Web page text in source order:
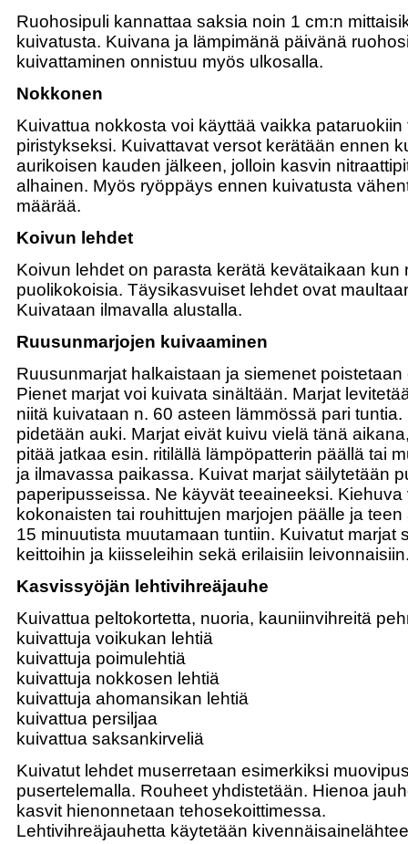
Ruohosipuli kannattaa saksia noin 1 cm:n
kuivatusta. Kuivana ja lämpimänä päivänä
kuivattaminen onnistuu myös ulkosalla.
Nokkonen
Kuivattua nokkosta voi käyttää vaikka pataruokiin
piristykseksi. Kuivattavat versot kerätään ennen
aurikoisen kauden jälkeen, jolloin kasvin
alhainen. Myös ryöppäys ennen kuivatusta
määrää.
Koivun lehdet
Koivun lehdet on parasta kerätä kevätaikaan kun
puolikokoisia. Täysikasvuiset lehdet ovat
Kuivataan ilmavalla alustalla.
Ruusunmarjojen kuivaaminen
Ruusunmarjat halkaistaan ja siemenet poistetaan
Pienet marjat voi kuivata sinältään. Marjat
niitä kuivataan n. 60 asteen lämmössä pari
pidetään auki. Marjat eivät kuivu vielä tänä
pitää jatkaa esin. ritilällä lämpöpatterin päällä tai
ja ilmavassa paikassa. Kuivat marjat säilytetään
paperipusseissa. Ne käyvät teeaineeksi.
kokonaisten tai rouhittujen marjojen päälle ja
15 minuutista muutamaan tuntiin. Kuivatut marjat
keittoihin ja kiisseleihin sekä erilaisiin
Kasvissyöjän lehtivihreäjauhe
Kuivattua peltokortetta, nuoria, kauniinvihreitä
kuivattuja voikukan lehtiä
kuivattuja poimulehtiä
kuivattuja nokkosen lehtiä
kuivattuja ahomansikan lehtiä
kuivattua persiljaa
kuivattua saksankirveliä
Kuivatut lehdet muserretaan esimerkiksi
pusertelemalla. Rouheet yhdistetään. Hienoa
kasvit hienonnetaan tehosekoittimessa.
Lehtivihreäjauhetta käytetään